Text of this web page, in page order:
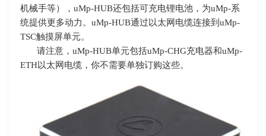
机械手等），uMp-HUB还包括可充电锂电池，为uMp-系
统提供更多动力。uMp-HUB通过以太网电缆连接到uMp-
TSC触摸屏单元。
请注意，uMp-HUB单元包括uMp-CHG充电器和uMp-
ETH以太网电缆，你不需要单独订购这些。